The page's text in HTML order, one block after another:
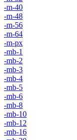
-m-40
-m-48
-m-56
-m-64
-m-px
-mb-1
-mb-2
-mb-3
-mb-4
-mb-5
-mb-6
-mb-8
-mb-10
-mb-12
-mb-16